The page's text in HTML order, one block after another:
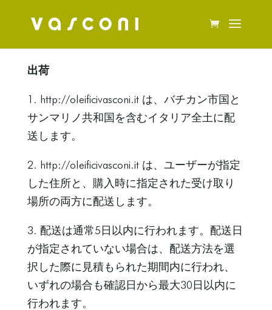
出荷
1. http://oleificivasconi.it は、バチカン市国と
サンマリノ共和国を含むイタリア全土に配
送します。
2. http://oleificivasconi.it は、ユーザーが指定
した住所と、購入時に指定された受け取り
場所の両方に配送します。
3. 配送は通常5日以内に行われます。配送日
が指定されていない場合は、配送方法を選
択した際に見積もられた期間内に行われ、
いずれの場合も確認日から最大30日以内に
行われます。